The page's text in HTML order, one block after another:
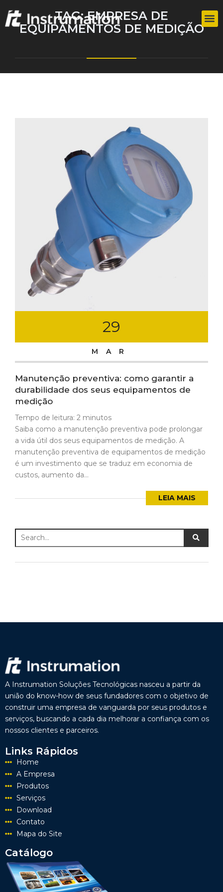
TAG:EMPRESA DE
EQUIPAMENTOS DE MEDIÇÃO
29
MAR
Manutenção preventiva: como garantir a
durabilidade dos seus equipamentos de
medição
Tempo de leitura: 2 minutos
Saiba como a manutenção preventiva pode prolongar
a vida útil dos seus equipamentos de medição. A
manutenção preventiva de equipamentos de medição
é um investimento que se traduz em economia de
custos, aumento da...
LEIA MAIS
A Instrumation Soluções Tecnológicas nasceu a partir da
união do know-how de seus fundadores com o objetivo de
construir uma empresa de vanguarda por seus produtos e
serviços, buscando a cada dia melhorar a confiança com os
nossos clientes e parceiros.
Links Rápidos
Home
A Empresa
Produtos
Serviços
Download
Contato
Mapa do Site
Catálogo